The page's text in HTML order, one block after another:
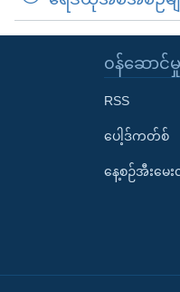
၀န်ဆောင်မှု
RSS
ပေါ့ဒ်ကတ်စ်
နေ့စဉ်အီးမ